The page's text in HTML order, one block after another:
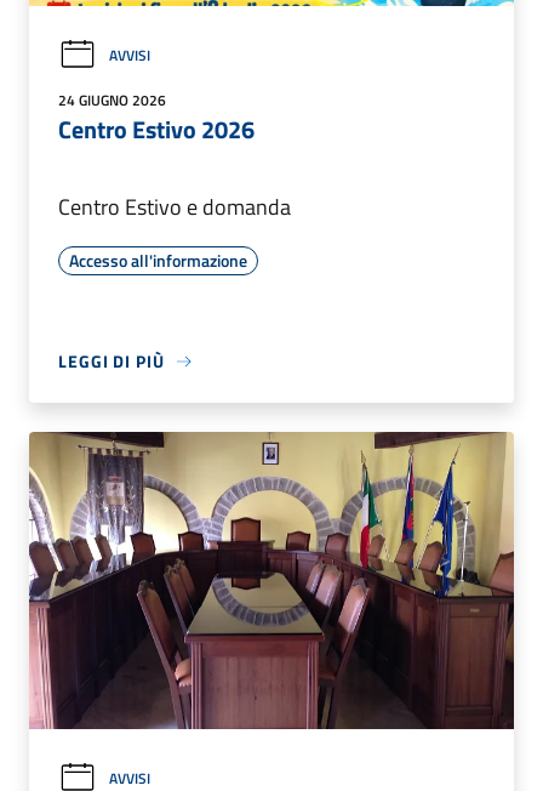
AVVISI
24 GIUGNO 2026
Centro Estivo 2026
Centro Estivo e domanda
Accesso all'informazione
LEGGI DI PIÙ
AVVISI